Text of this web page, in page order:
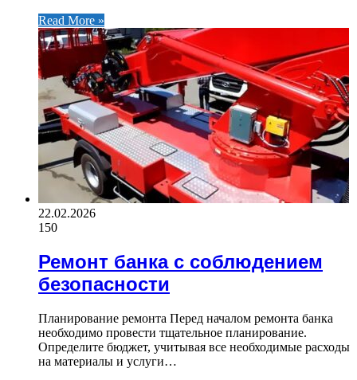
Read More »
22.02.2026
150
Ремонт банка с соблюдением
безопасности
Планирование ремонта Перед началом ремонта банка
необходимо провести тщательное планирование.
Определите бюджет, учитывая все необходимые расходы
на материалы и услуги…